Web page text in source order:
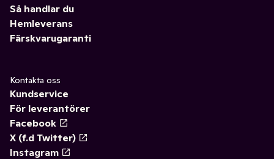
Så handlar du
Hemleverans
Färskvarugaranti
Kontakta oss
Kundservice
För leverantörer
Facebook
X (f.d Twitter)
Instagram